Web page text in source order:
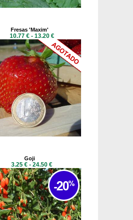
Fresas 'Maxim'
10.77 € - 13.20 €
Goji
3.25 € - 24.50 €